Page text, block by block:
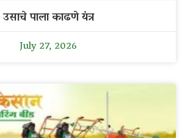
उसाचे पाला काढणे यंत्र
July 27, 2026